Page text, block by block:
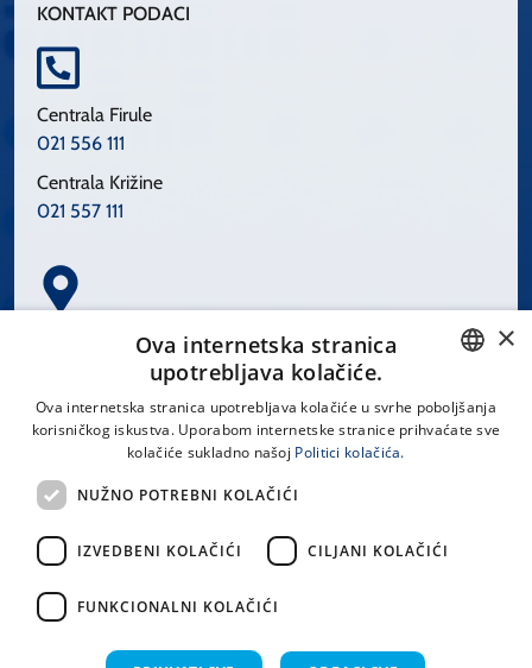
KONTAKT PODACI
Centrala Firule
021 556 111
Centrala Križine
021 557 111
Spinčićeva 1, 21000 Split
LINKOVI
Uvjeti korištenja
CROATIAN
×
Ova internetska stranica
upotrebljava kolačiće.
Ova internetska stranica upotrebljava kolačiće u svrhe poboljšanja
korisničkog iskustva. Uporabom internetske stranice prihvaćate sve
kolačiće sukladno našoj Politici kolačića.
NUŽNO POTREBNI KOLAČIĆI
IZVEDBENI KOLAČIĆI CILJANI KOLAČIĆI
FUNKCIONALNI KOLAČIĆI